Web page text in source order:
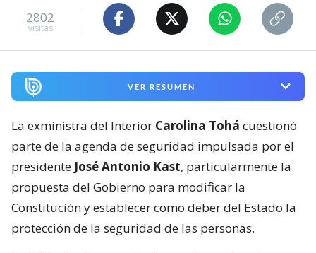
2802
visitas
VER RESUMEN
La exministra del Interior Carolina Tohá cuestionó
parte de la agenda de seguridad impulsada por el
presidente José Antonio Kast, particularmente la
propuesta del Gobierno para modificar la
Constitución y establecer como deber del Estado la
protección de la seguridad de las personas.